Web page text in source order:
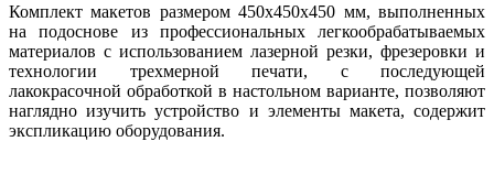
Комплект макетов размером 450х450х450 мм, выполненных
на подоснове из профессиональных легкообрабатываемых
материалов с использованием лазерной резки, фрезеровки и
технологии трехмерной печати, с последующей
лакокрасочной обработкой в настольном варианте, позволяют
наглядно изучить устройство и элементы макета, содержит
экспликацию оборудования.